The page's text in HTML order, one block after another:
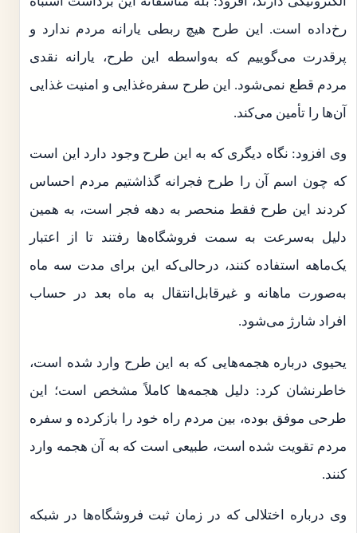
رخ‌داده است. این طرح هیچ ربطی یارانه مردم ندارد و
پرقدرت می‌گوییم که به‌واسطه این طرح، یارانه نقدی
مردم قطع نمی‌شود. این طرح سفره‌غذایی و امنیت غذایی
آن‌ها را تأمین می‌کند.
وی افزود: نگاه دیگری که به این طرح وجود دارد این است
که چون اسم آن را طرح فجرانه گذاشتیم مردم احساس
کردند این طرح فقط منحصر به دهه فجر است، به همین
دلیل به‌سرعت به سمت فروشگاه‌ها رفتند تا از اعتبار
یک‌ماهه استفاده کنند، درحالی‌که این برای مدت سه ماه
به‌صورت ماهانه و غیرقابل‌انتقال به ماه بعد در حساب
افراد شارژ می‌شود.
یحیوی درباره هجمه‌هایی که به این طرح وارد شده است،
خاطرنشان کرد: دلیل هجمه‌ها کاملاً مشخص است؛ این
طرحی موفق بوده، بین مردم راه خود را بازکرده و سفره
مردم تقویت شده است، طبیعی است که به آن هجمه وارد
کنند.
وی درباره اختلالی که در زمان ثبت فروشگاه‌ها در شبکه